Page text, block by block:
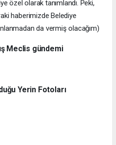
özel olarak tanımlandı. Peki,
haberimizde Belediye
da vermiş olacağım)
Meclis gündemi
Yerin Fotoları